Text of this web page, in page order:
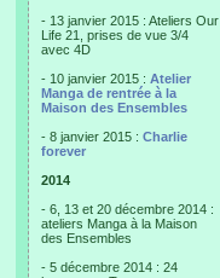
- 13 janvier 2015 : Ateliers Our
Life 21, prises de vue 3/4
avec 4D
- 10 janvier 2015 : Atelier
Manga de rentrée à la
Maison des Ensembles
- 8 janvier 2015 : Charlie
forever
2014
- 6, 13 et 20 décembre 2014 :
ateliers Manga à la Maison
des Ensembles
- 5 décembre 2014 : 24